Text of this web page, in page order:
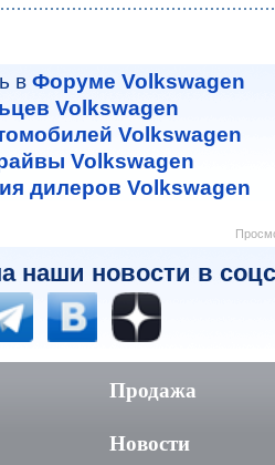
в Форуме Volkswagen
Volkswagen
Volkswagen
Volkswagen
дилеров Volkswagen
наши новости в
Продажа
Новости